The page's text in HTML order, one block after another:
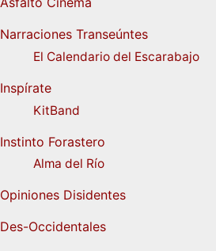
Narraciones Transeúntes
El Calendario del Escarabajo
Inspírate
KitBand
Instinto Forastero
Alma del Río
Opiniones Disidentes
Des-Occidentales